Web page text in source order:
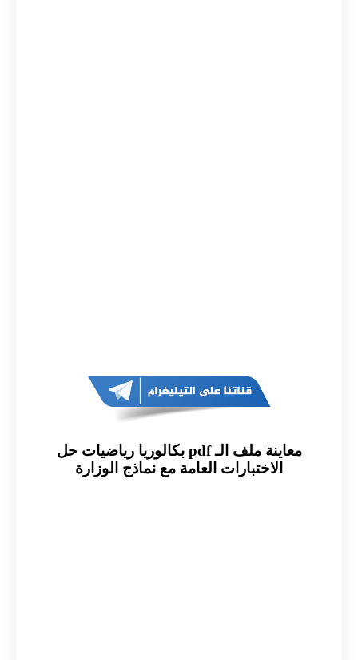
معاينة ملف الـ pdf بكالوريا رياضيات حل
الاختبارات العامة مع نماذج الوزارة